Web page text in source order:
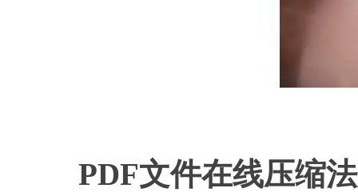
PDF文件在线压缩